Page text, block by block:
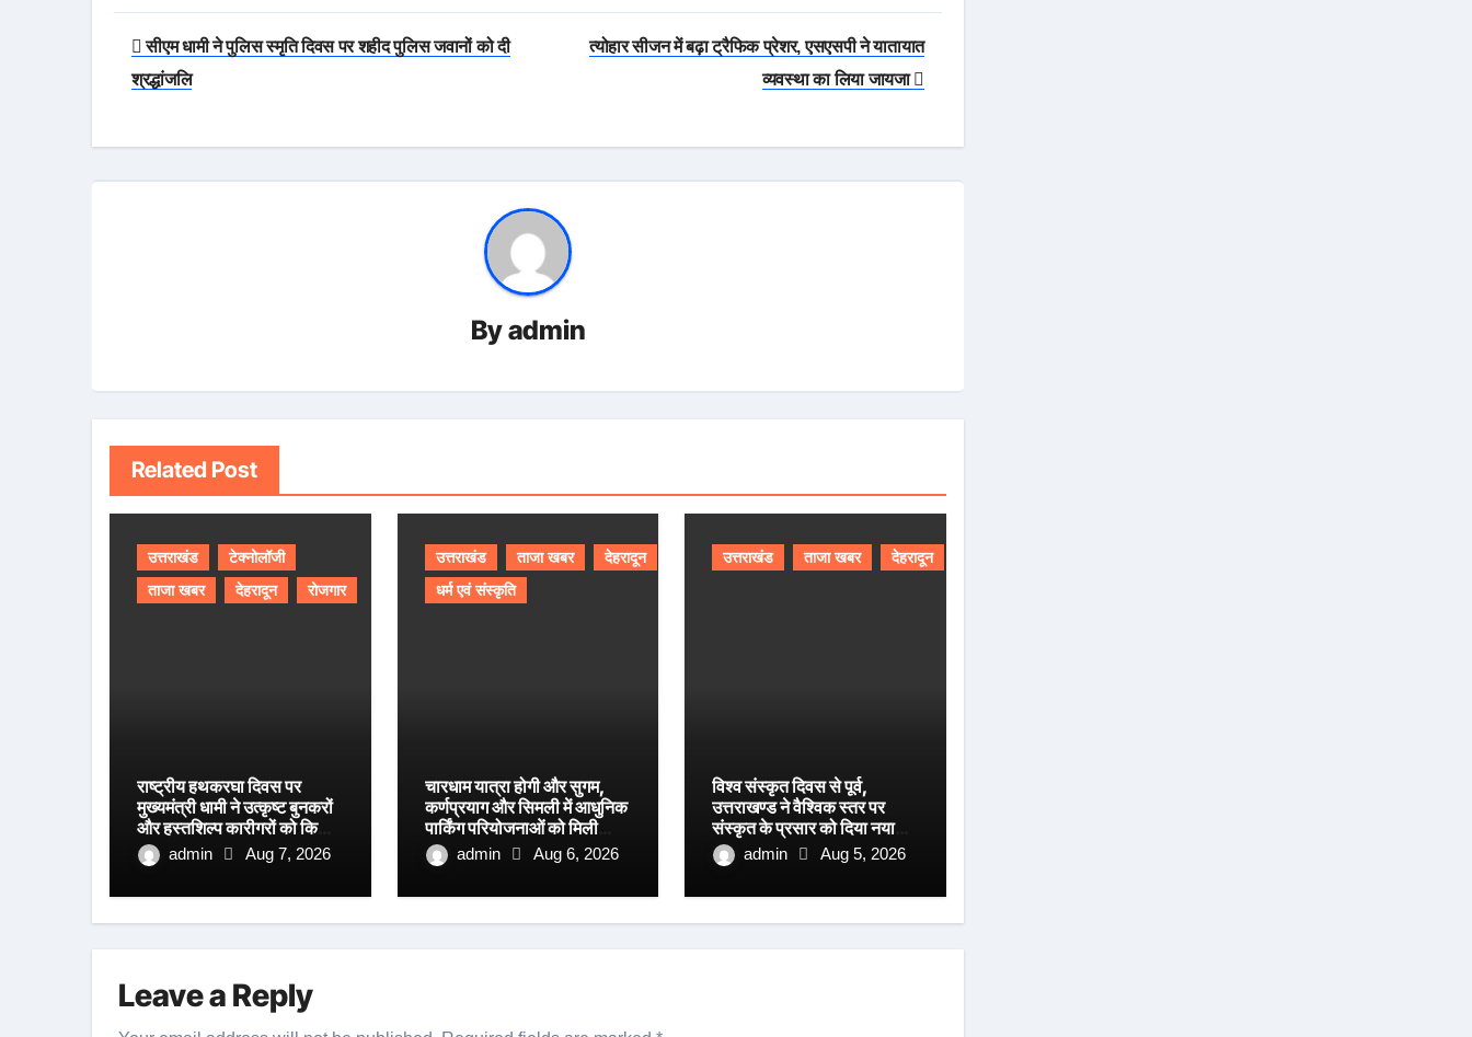
Post
navigation
सीएम धामी ने पुलिस स्मृति दिवस पर शहीद पुलिस जवानों को दी
श्रद्धांजलि
त्योहार सीजन में बढ़ा ट्रैफिक प्रेशर, एसएसपी ने यातायात
व्यवस्था का लिया जायजा
Byadmin
Related Post
उत्तराखंड
टेक्नोलॉजी
ताजा खबर
देहरादून रोजगार
राष्ट्रीय हथकरघा दिवस पर
मुख्यमंत्री धामी ने उत्कृष्ट बुनकरों
और हस्तशिल्प कारीगरों को किया
सम्मानितadmin Aug 7, 2026
उत्तराखंड ताजा खबर
देहरादून
धर्म एवं संस्कृति
चारधाम यात्रा होगी और सुगम,
कर्णप्रयाग और सिमली में आधुनिक
पार्किंग परियोजनाओं को मिली
रफ्तारadmin Aug 6, 2026
उत्तराखंड ताजा खबर देहरादून
विश्व संस्कृत दिवस से पूर्व,
उत्तराखण्ड ने वैश्विक स्तर पर
संस्कृत के प्रसार को दिया नया
आयाम।admin Aug 5, 2026
Leave a Reply